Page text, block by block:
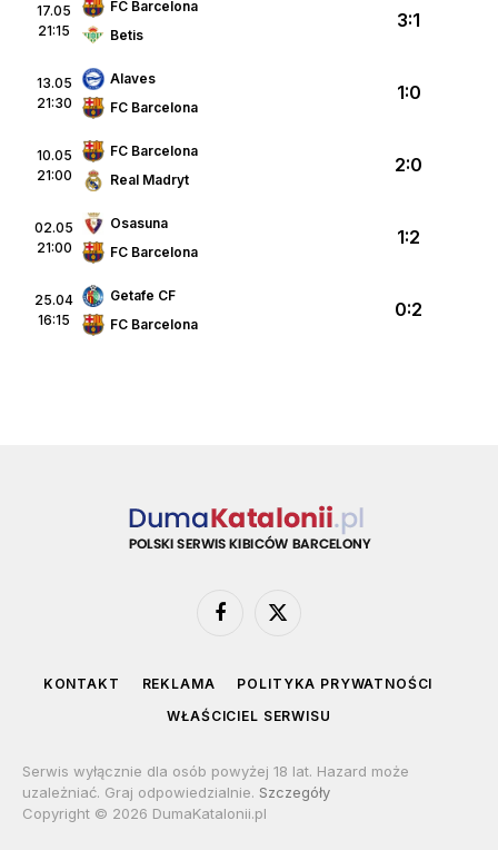
17.05
21:15
FC Barcelona
Betis
3:1
13.05
21:30
Alaves
FC Barcelona
1:0
10.05
21:00
FC Barcelona
Real Madryt
2:0
02.05
21:00
Osasuna
FC Barcelona
1:2
25.04
16:15
Getafe CF
FC Barcelona
0:2
Facebook
X
KONTAKT REKLAMA
POLITYKA PRYWATNOŚCI
WŁAŚCICIEL SERWISU
Serwis wyłącznie dla osób powyżej 18 lat. Hazard może
uzależniać. Graj odpowiedzialnie. Szczegóły
Copyright © 2026 DumaKatalonii.pl